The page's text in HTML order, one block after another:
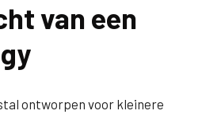
van een
ontworpen voor kleinere